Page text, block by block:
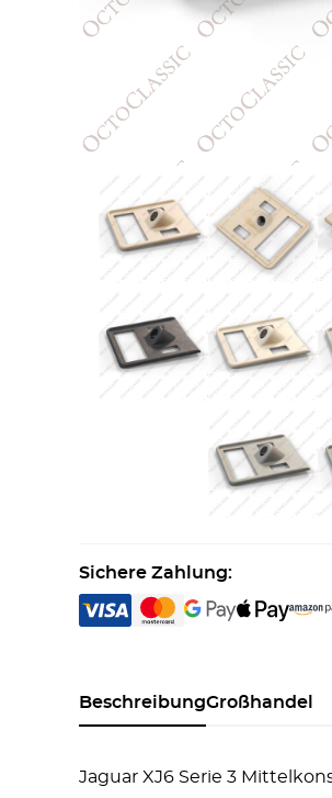
Sichere Zahlung:
BeschreibungGroßhandel
Jaguar XJ6 Serie 3